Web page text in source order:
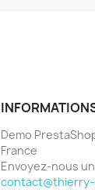
Demo
France
Envoyez-nous